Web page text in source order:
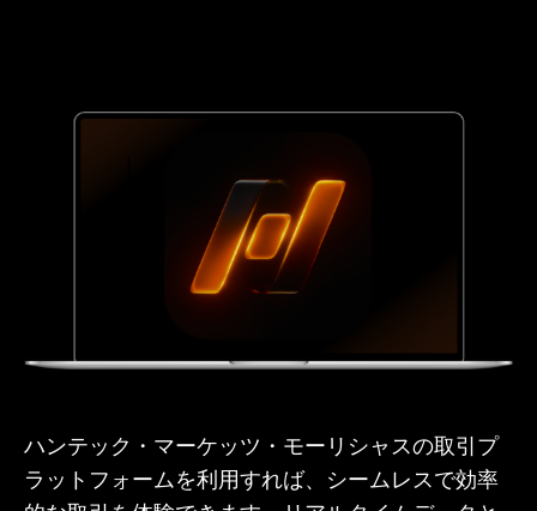
ハンテック・マーケッツ・モーリシャスの取引プ
ラットフォームを利用すれば、シームレスで効率